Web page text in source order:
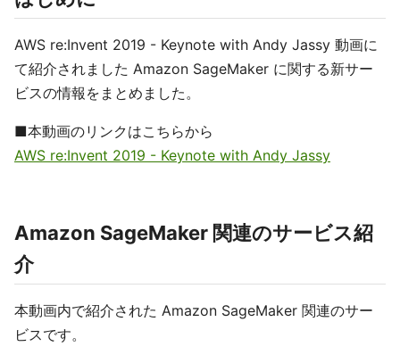
AWS re:Invent 2019 - Keynote with Andy Jassy 動画に
て紹介されました Amazon SageMaker に関する新サー
ビスの情報をまとめました。
■本動画のリンクはこちらから
AWS re:Invent 2019 - Keynote with Andy Jassy
Amazon SageMaker 関連のサービス紹
介
本動画内で紹介された Amazon SageMaker 関連のサー
ビスです。